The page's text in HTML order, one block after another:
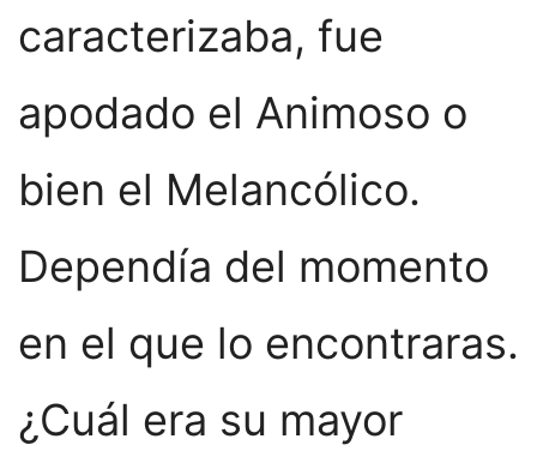
caracterizaba, fue
apodado el Animoso o
bien el Melancólico.
Dependía del momento
en el que lo encontraras.
¿Cuál era su mayor